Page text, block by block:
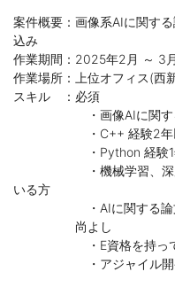
案件概要：画像系AIに関す
込み
作業期間：2025年2月 ～ 3
作業場所：上位オフィス(西
スキル ：必須
・画像AIに関する知
・C++ 経験2年
・Python 経験1年
・機械学習、深層学
いる方
・AIに関する論文
尚よし
・E資格を持って
・アジャイル開発